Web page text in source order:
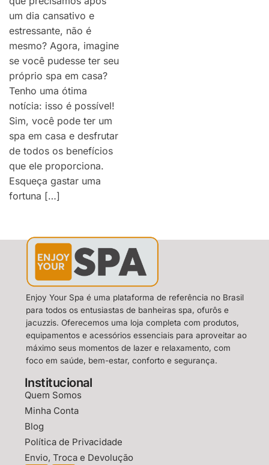
um dia cansativo e
estressante, não é
mesmo? Agora, imagine
se você pudesse ter seu
próprio spa em casa?
Tenho uma ótima
notícia: isso é possível!
Sim, você pode ter um
spa em casa e desfrutar
de todos os benefícios
que ele proporciona.
Esqueça gastar uma
fortuna […]
Enjoy Your Spa é uma plataforma de referência no Brasil
para todos os entusiastas de banheiras spa, ofurôs e
jacuzzis. Oferecemos uma loja completa com produtos,
equipamentos e acessórios essenciais para aproveitar ao
máximo seus momentos de lazer e relaxamento, com
foco em saúde, bem-estar, conforto e segurança.
Institucional
Quem Somos
Minha Conta
Blog
Política de Privacidade
Envio, Troca e Devolução